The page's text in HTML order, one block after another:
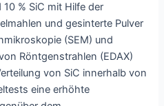
% SiC mit Hilfe der
und gesinterte Pulver
(SEM) und
Röntgenstrahlen (EDAX)
von SiC innerhalb von
eine erhöhte